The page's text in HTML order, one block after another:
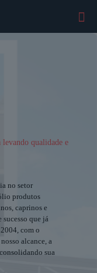
levando qualidade e
no setor
produtos
caprinos e
que já
com o
alcance, a
sua